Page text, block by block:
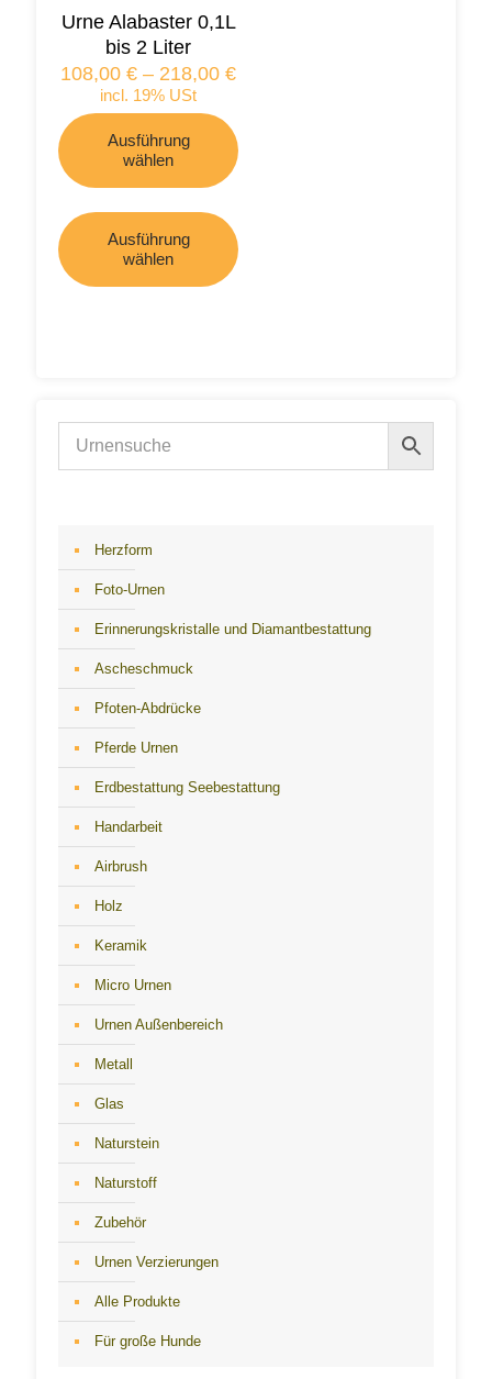
Urne Alabaster 0,1L
bis 2 Liter
108,00€ – 218,00€
incl. 19% USt
Ausführung
wählen
Ausführung
wählen
Herzform
Foto-Urnen
Erinnerungskristalle und Diamantbestattung
Ascheschmuck
Pfoten-Abdrücke
Pferde Urnen
Erdbestattung Seebestattung
Handarbeit
Airbrush
Holz
Keramik
Micro Urnen
Urnen Außenbereich
Metall
Glas
Naturstein
Naturstoff
Zubehör
Urnen Verzierungen
Alle Produkte
Für große Hunde